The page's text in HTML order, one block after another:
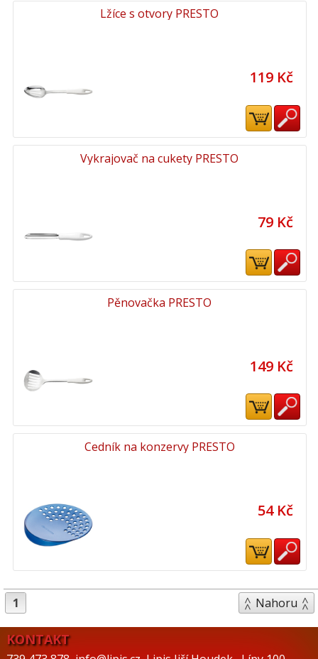
Lžíce s otvory PRESTO
119 Kč
Vykrajovač na cukety PRESTO
79 Kč
Pěnovačka PRESTO
149 Kč
Cedník na konzervy PRESTO
54 Kč
1 Nahoru
KONTAKT